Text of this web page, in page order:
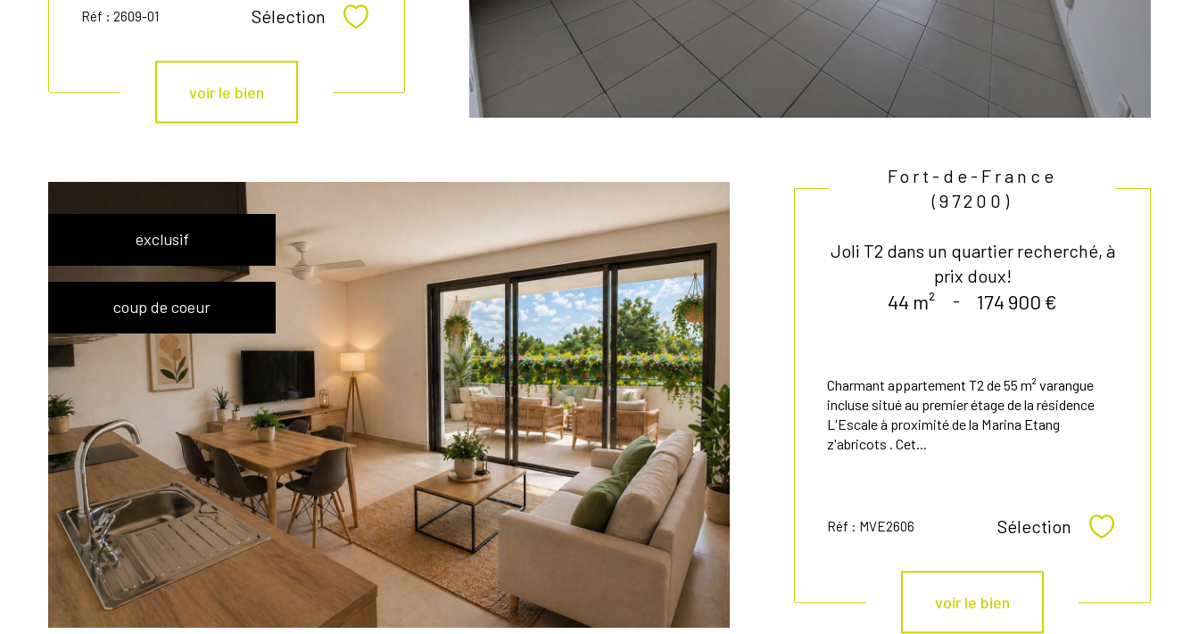
Réf : 2609-01 Sélection Sélectionner
voir le bien
exclusif
coup de coeur
Fort-de-France
(97200)
Joli T2 dans un quartier recherché, à
prix doux!
44 m² - 174 900 €
Charmant appartement T2 de 55 m² varangue
incluse situé au premier étage de la résidence
L'Escale à proximité de la Marina Etang
z'abricots . Cet...
Réf : MVE2606 Sélection Sélectionner
voir le bien